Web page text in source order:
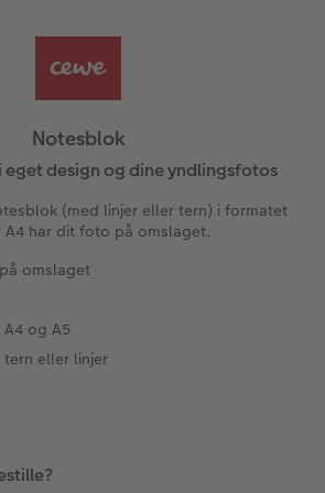
FOTOBOG Color pop
på fotopapir
på aluminiumsplade
på akrylglas
på træ
med kort
med plakatliste
vægbillede
selv gaveæske
selv
med fotoindstik
festkort
Notesblok
eget design og dine yndlingsfotos
(med linjer eller tern) i formatet
A4 har dit foto på omslaget.
omslaget
og A5
eller linjer